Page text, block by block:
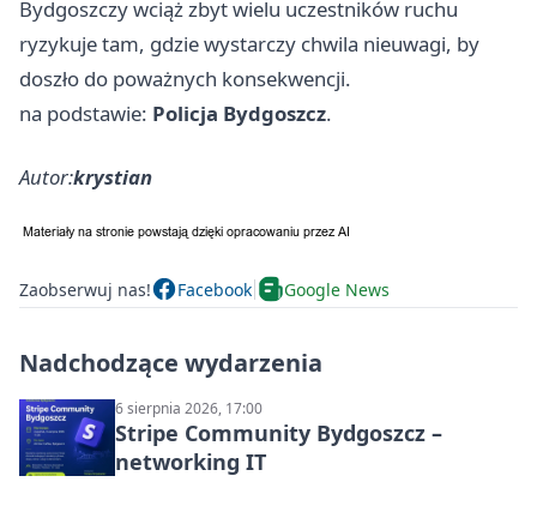
Bydgoszczy wciąż zbyt wielu uczestników ruchu
ryzykuje tam, gdzie wystarczy chwila nieuwagi, by
doszło do poważnych konsekwencji.
na podstawie: Policja Bydgoszcz.
Autor:krystian
Zaobserwuj nas! Facebook Google News
Nadchodzące wydarzenia
6 sierpnia 2026, 17:00
Stripe Community Bydgoszcz –
networking IT